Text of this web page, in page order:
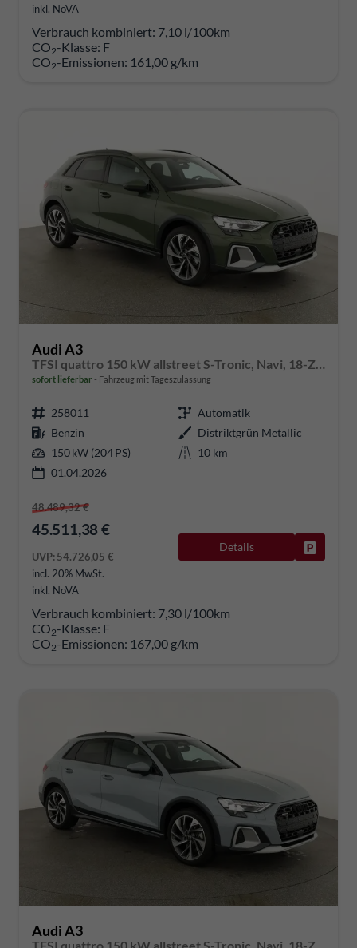
inkl. NoVA
Verbrauch kombiniert: 7,10 l/100km
CO2-Klasse: F
CO2-Emissionen: 161,00 g/km
Audi A3
TFSI quattro 150 kW allstreet S-Tronic, Navi, 18-Zoll, 5-J. Garantie
sofort lieferbar Fahrzeug mit Tageszulassung
258011
Automatik
Benzin
Distriktgrün Metallic
150 kW (204 PS)
10 km
01.04.2026
48.489,32 €
45.511,38 €
UVP:54.726,05 €
incl. 20% MwSt.
inkl. NoVA
Details
Verbrauch kombiniert: 7,30 l/100km
CO2-Klasse: F
CO2-Emissionen: 167,00 g/km
Audi A3